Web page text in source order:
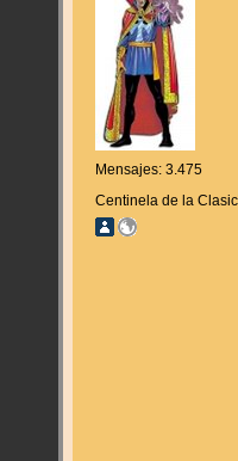
Mensajes: 3.475
Centinela de la